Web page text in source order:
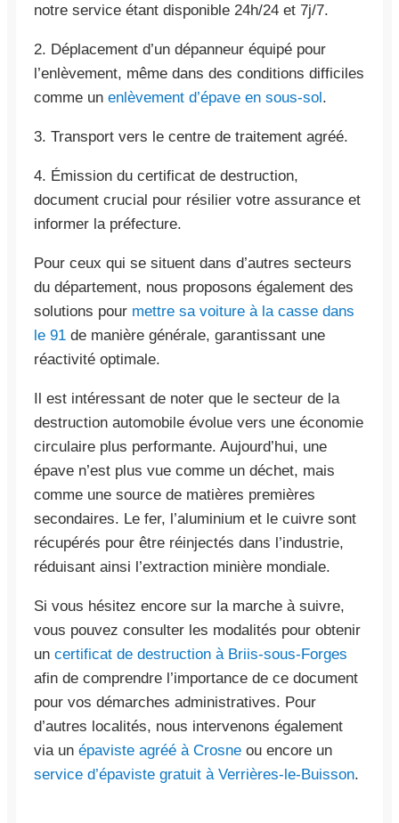
notre service étant disponible 24h/24 et 7j/7.
2. Déplacement d’un dépanneur équipé pour
l’enlèvement, même dans des conditions difficiles
comme un enlèvement d’épave en sous-sol.
3. Transport vers le centre de traitement agréé.
4. Émission du certificat de destruction,
document crucial pour résilier votre assurance et
informer la préfecture.
Pour ceux qui se situent dans d’autres secteurs
du département, nous proposons également des
solutions pour mettre sa voiture à la casse dans
le 91 de manière générale, garantissant une
réactivité optimale.
Il est intéressant de noter que le secteur de la
destruction automobile évolue vers une économie
circulaire plus performante. Aujourd’hui, une
épave n’est plus vue comme un déchet, mais
comme une source de matières premières
secondaires. Le fer, l’aluminium et le cuivre sont
récupérés pour être réinjectés dans l’industrie,
réduisant ainsi l’extraction minière mondiale.
Si vous hésitez encore sur la marche à suivre,
vous pouvez consulter les modalités pour obtenir
un certificat de destruction à Briis-sous-Forges
afin de comprendre l’importance de ce document
pour vos démarches administratives. Pour
d’autres localités, nous intervenons également
via un épaviste agréé à Crosne ou encore un
service d’épaviste gratuit à Verrières-le-Buisson.